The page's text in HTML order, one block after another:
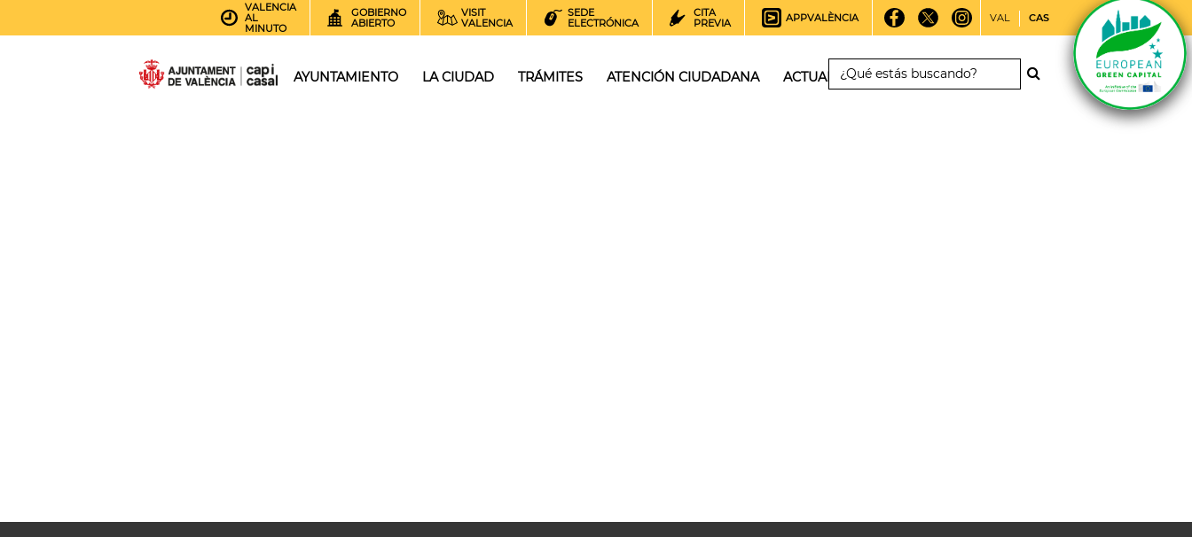
VALENCIA
AL
MINUTO
GOBIERNO
ABIERTO
VISIT
VALENCIA
SEDE
ELECTRÓNICA
CITA
PREVIA
APPVALÈNCIA VAL CAS
AYUNTAMIENTO LA CIUDAD TRÁMITES ATENCIÓN CIUDADANA ACTUALIDAD